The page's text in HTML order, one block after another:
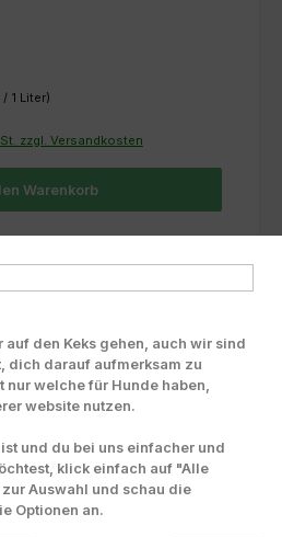
/ 1 Liter)
zzgl. Versandkosten
Warenkorb
auf den Keks gehen, auch wir sind
dich darauf aufmerksam zu
welche für Hunde haben,
website nutzen.
und du bei uns einfacher und
klick einfach auf "Alle
Auswahl und schau die
Optionen an.